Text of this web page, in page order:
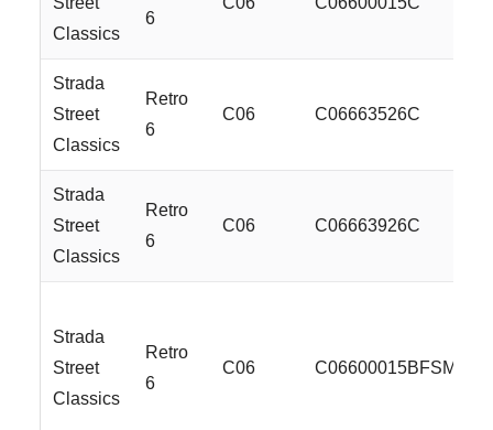
Classics
6
Strada
Street
Classics
Retro
6
C06 C06663526C
Strada
Street
Classics
Retro
6
C06 C06663926C
Strada
Street
Classics
Retro
6
C06 C06600015BFSMLSS